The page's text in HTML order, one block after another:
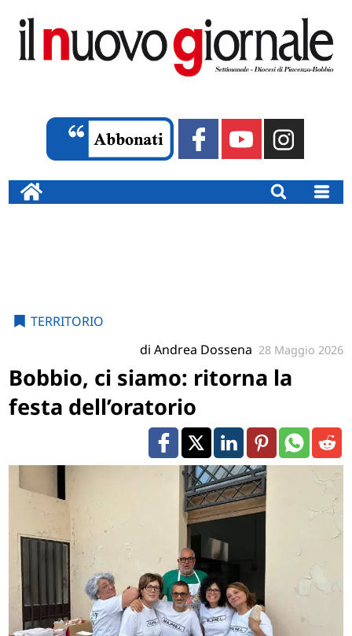
TERRITORIO
di Andrea Dossena 28 Maggio 2026
Bobbio, ci siamo: ritorna la
festa dell’oratorio